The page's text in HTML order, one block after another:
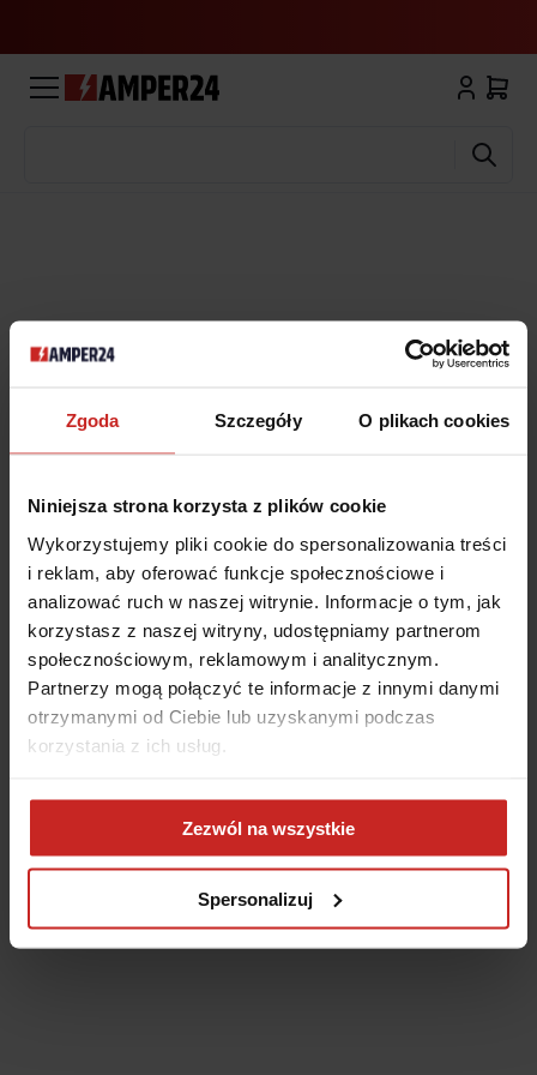
Zgoda Szczegóły O plikach cookies
Niniejsza strona korzysta z plików cookie
Wykorzystujemy pliki cookie do spersonalizowania treści
i reklam, aby oferować funkcje społecznościowe i
analizować ruch w naszej witrynie. Informacje o tym, jak
korzystasz z naszej witryny, udostępniamy partnerom
społecznościowym, reklamowym i analitycznym.
Partnerzy mogą połączyć te informacje z innymi danymi
otrzymanymi od Ciebie lub uzyskanymi podczas
korzystania z ich usług.
Zezwól na wszystkie
Spersonalizuj
browser console for more information)